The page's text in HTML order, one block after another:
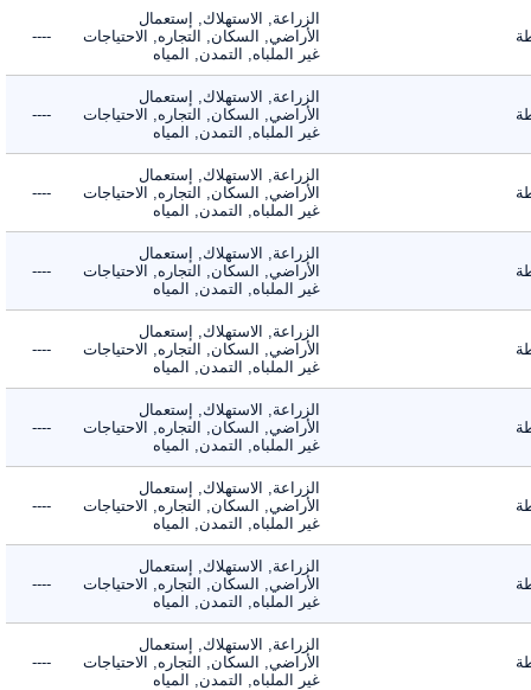
الزراعة, الاستهلاك, إستعمال
الأراضي, السكان, التجاره, الاحتياجات
غير الملباه, التمدن, المياه
----
الزراعة, الاستهلاك, إستعمال
الأراضي, السكان, التجاره, الاحتياجات
غير الملباه, التمدن, المياه
----
الزراعة, الاستهلاك, إستعمال
الأراضي, السكان, التجاره, الاحتياجات
غير الملباه, التمدن, المياه
----
الزراعة, الاستهلاك, إستعمال
الأراضي, السكان, التجاره, الاحتياجات
غير الملباه, التمدن, المياه
----
الزراعة, الاستهلاك, إستعمال
الأراضي, السكان, التجاره, الاحتياجات
غير الملباه, التمدن, المياه
----
الزراعة, الاستهلاك, إستعمال
الأراضي, السكان, التجاره, الاحتياجات
غير الملباه, التمدن, المياه
----
الزراعة, الاستهلاك, إستعمال
الأراضي, السكان, التجاره, الاحتياجات
غير الملباه, التمدن, المياه
----
الزراعة, الاستهلاك, إستعمال
الأراضي, السكان, التجاره, الاحتياجات
غير الملباه, التمدن, المياه
----
الزراعة, الاستهلاك, إستعمال
الأراضي, السكان, التجاره, الاحتياجات
غير الملباه, التمدن, المياه
----